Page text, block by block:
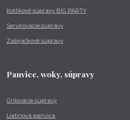
Kotlíkové súpravy BIG PARTY
Servírovacie súpravy
Zabíjačkové súpravy
Panvice, woky, súpravy
Grilovacie súpravy
Liatinová panvica